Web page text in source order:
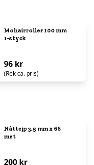
Mohairroller 100 mm
1-styck
96 kr
(Rek ca. pris)
Nåttejp 3,5 mm x 66
met
200 kr